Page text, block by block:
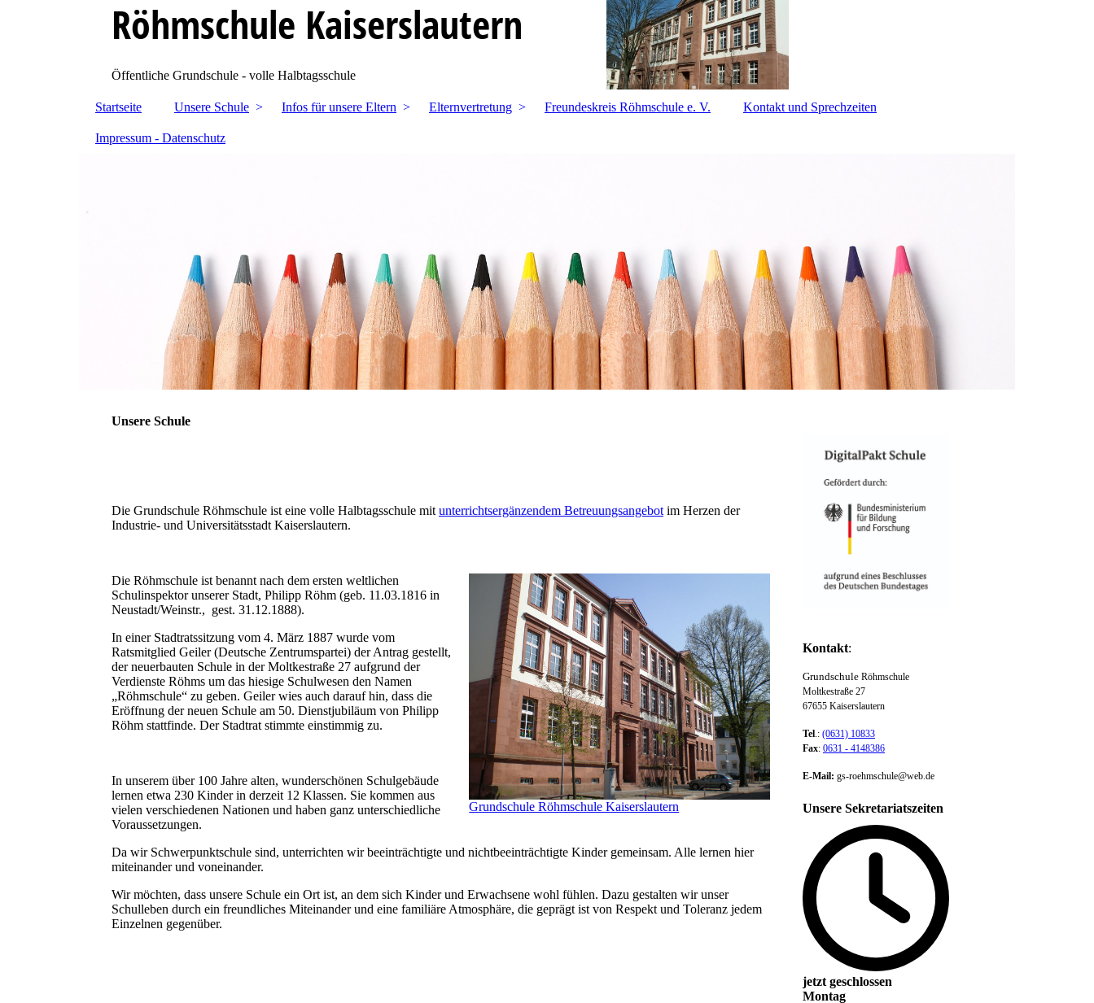
Röhmschule Kaiserslautern
Öffentliche Grundschule - volle Halbtagsschule
Startseite Unsere Schule Infos für unsere Eltern Elternvertretung Freundeskreis Röhmschule e. V. Kontakt und Sprechzeiten
Impressum - Datenschutz
Unsere Schule
Die Grundschule Röhmschule ist eine volle Halbtagsschule mit unterrichtsergänzendem Betreuungsangebot im Herzen der
Industrie- und Universitätsstadt Kaiserslautern.
Grundschule Röhmschule Kaiserslautern
Die Röhmschule ist benannt nach dem ersten weltlichen
Schulinspektor unserer Stadt, Philipp Röhm (geb. 11.03.1816 in
Neustadt/Weinstr., gest. 31.12.1888).
In einer Stadtratssitzung vom 4. März 1887 wurde vom
Ratsmitglied Geiler (Deutsche Zentrumspartei) der Antrag gestellt,
der neuerbauten Schule in der Moltkestraße 27 aufgrund der
Verdienste Röhms um das hiesige Schulwesen den Namen
„Röhmschule“ zu geben. Geiler wies auch darauf hin, dass die
Eröffnung der neuen Schule am 50. Dienstjubiläum von Philipp
Röhm stattfinde. Der Stadtrat stimmte einstimmig zu.
In unserem über 100 Jahre alten, wunderschönen Schulgebäude
lernen etwa 230 Kinder in derzeit 12 Klassen. Sie kommen aus
vielen verschiedenen Nationen und haben ganz unterschiedliche
Voraussetzungen.
Da wir Schwerpunktschule sind, unterrichten wir beeinträchtigte und nichtbeeinträchtigte Kinder gemeinsam. Alle lernen hier
miteinander und voneinander.
Wir möchten, dass unsere Schule ein Ort ist, an dem sich Kinder und Erwachsene wohl fühlen. Dazu gestalten wir unser
Schulleben durch ein freundliches Miteinander und eine familiäre Atmosphäre, die geprägt ist von Respekt und Toleranz jedem
Einzelnen gegenüber.
Kontakt:
Grundschule Röhmschule
Moltkestraße 27
67655 Kaiserslautern
Tel.: (0631) 10833
Fax: 0631 - 4148386
E-Mail: gs-roehmschule@web.de
Unsere Sekretariatszeiten
jetzt geschlossen
Montag